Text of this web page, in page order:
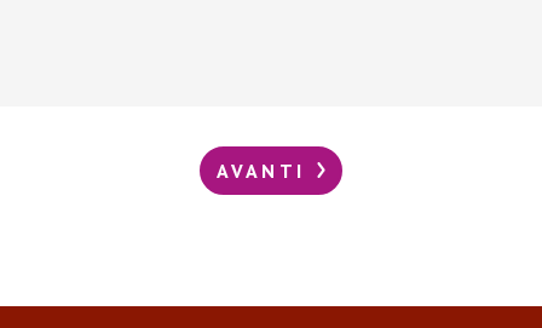
AVANTI